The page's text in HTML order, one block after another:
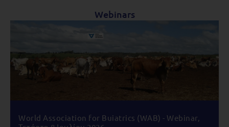
Webinars
World Association for Buiatrics (WAB) - Webinar,